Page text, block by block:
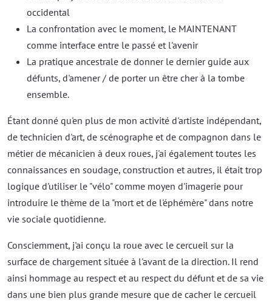
occidental
La confrontation avec le moment, le MAINTENANT
comme interface entre le passé et l'avenir
La pratique ancestrale de donner le dernier guide aux
défunts, d'amener / de porter un être cher à la tombe
ensemble.
Étant donné qu'en plus de mon activité d'artiste indépendant,
de technicien d'art, de scénographe et de compagnon dans le
métier de mécanicien à deux roues, j'ai également toutes les
connaissances en soudage, construction et autres, il était trop
logique d'utiliser le "vélo" comme moyen d'imagerie pour
introduire le thème de la "mort et de l'éphémère" dans notre
vie sociale quotidienne.
Consciemment, j'ai conçu la roue avec le cercueil sur la
surface de chargement située à l'avant de la direction. Il rend
ainsi hommage au respect et au respect du défunt et de sa vie
dans une bien plus grande mesure que de cacher le cercueil